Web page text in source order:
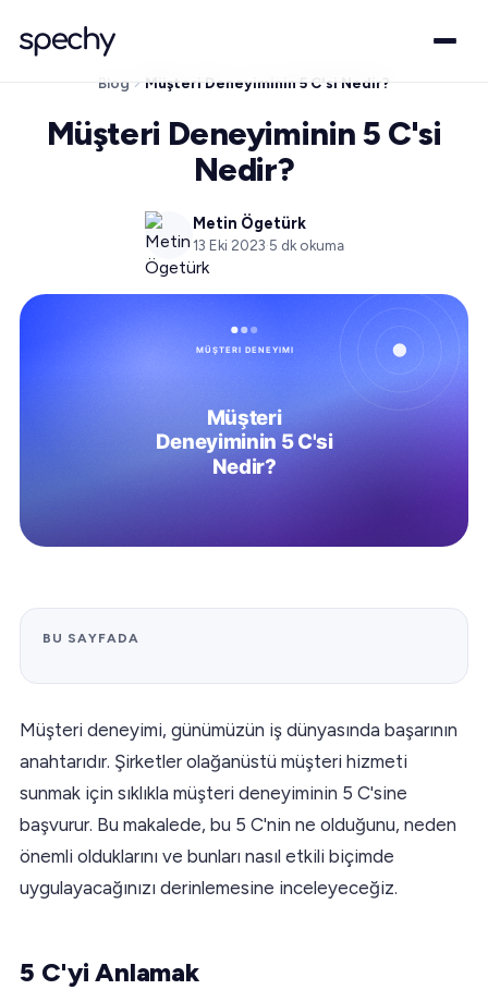
Blog Müşteri Deneyiminin 5 C'si Nedir?
Müşteri Deneyiminin 5 C'si
Nedir?
Metin Ögetürk
13 Eki 2023·5 dk okuma
BU SAYFADA
Müşteri deneyimi, günümüzün iş dünyasında başarının
anahtarıdır. Şirketler olağanüstü müşteri hizmeti
sunmak için sıklıkla müşteri deneyiminin 5 C'sine
başvurur. Bu makalede, bu 5 C'nin ne olduğunu, neden
önemli olduklarını ve bunları nasıl etkili biçimde
uygulayacağınızı derinlemesine inceleyeceğiz.
5 C'yi Anlamak